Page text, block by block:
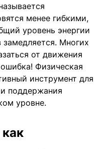
менее гибкими,
уровень энергии
Многих
от движения
Физическая
инструмент для
поддержания
уровне.